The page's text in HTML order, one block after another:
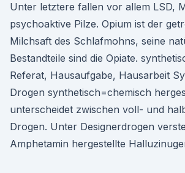
Unter letztere fallen vor allem LSD,
psychoaktive Pilze. Opium ist der
Milchsaft des Schlafmohns, seine
Bestandteile sind die Opiate.
Referat, Hausaufgabe, Hausarbeit
Drogen synthetisch=chemisch
unterscheidet zwischen voll- und
Drogen. Unter Designerdrogen
Amphetamin hergestellte